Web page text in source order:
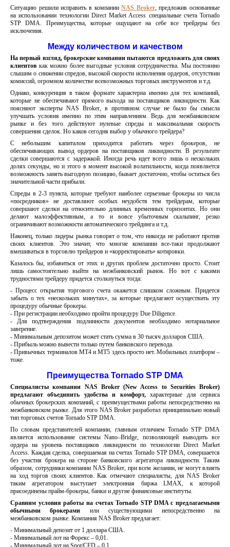
Ситуацию решили исправить в компанииNAS Broker, предложив основанные
на использовании технологии Direct Market Access специальные счета Tornado
STP DMA. Преимущества, которые ощущают на себе все трейдеры без
исключения.
Между количеством и качеством
На первый взгляд, брокерские компании пытаются предложить для своих
клиентов как можно более выгодные условия сотрудничества. Мы постоянно
слышим о снижении спредов, высокой скорости исполнения ордеров, отсутствии
комиссий, огромном количестве всевозможных торговых инструментов и т.д.
Однако, конкуренция в таком формате характерна именно для тех компаний,
которые не обеспечивают прямого выхода на поставщиков ликвидности. Как
поясняют эксперты NAS Broker, в противном случае не было бы смысла
улучшать условия именно по этим направлениям. Ведь для межбанковском
рынке и без того действуют нулевые спреды и максимальная скорость
совершения сделок. Но каков сегодня выбор у обычного трейдера?
С небольшим капиталом приходится работать через брокеров, не
обеспечивающих вывод ордеров на поставщиков ликвидности. В результате
сделки совершаются с задержкой. Иногда речь идет всего лишь о нескольких
долях секунды, но и этого в момент высокой волатильности, когда появляется
возможность занять выгодную позицию, бывает достаточно, чтобы остаться без
значительной части прибыли.
Спреды в 2-3 пункта, которые требуют наиболее серьезные брокеры из числа
«посредников» не доставляют особых неудобств тем трейдерам, которые
совершают сделки на относительно длинных временных горизонтах. Но они
делают малоэффективным, а то и вовсе убыточным скальпинг, резко
ограничивают возможности автоматического трейдинга и т.д.
Наконец, только лидеры рынка говорят о том, что никогда не работают против
своих клиентов. Это значит, что многие компании все-таки продолжают
вмешиваться в торговлю трейдеров и «корректировать» котировки.
Казалось бы, избавиться от этих и других проблем достаточно просто. Стоит
лишь самостоятельно выйти на межбанковский рынок. Но вот с какими
трудностями трейдеру придется столкнуться тогда:
- Процесс открытия торгового счета окажется слишком сложным. Придется
забыть о тех «нескольких минутах», за которые предлагают осуществить эту
процедуру обычные брокеры.
- При регистрации необходимо пройти процедуру Due Diligence.
- Для подтверждения подлинности документов необходимо нотариальное
заверение.
- Минимальным депозитом может стать сумма в 30 тысяч долларов США.
- Прибыль можно вывести только путем банковского перевода.
- Привычных терминалов МТ4 и МТ5 здесь просто нет. Мобильных платформ –
тоже.
Преимущества Tornado STP DMA
Специалисты компании NAS Broker (New Access to Securities Broker)
предлагают объединить удобства и комфорт,характерные для сервиса
обычных брокерских компаний, с преимуществами работы непосредственно на
межбанковском рынке. Для этого NAS Broker разработал принципиально новый
тип торговых счетов Tornado STP DMA.
По словам представителей компании, главным отличием Tornado STP DMA
является использование системы Nano–Bridge, позволяющей выводить все
ордера на уровень поставщиков ликвидности по технологии Direct Market
Access. Каждая сделка, совершаемая на счетах Tornado STP DMA, совершается
без участия брокера на стороне банковского агрегатора ликвидности. Таким
образом, сотрудники компании NAS Broker, при всем желании, не могут влиять
на ход торгов своих клиентов. Как отмечают специалисты, для NAS Broker
таким агрегатором выступает электронная биржа LMAX, к которой
присоединены прайм-брокеры, банки и другие финансовые институты.
Сравним условия работы на счетах Tornado STP DMA с предлагаемыми
обычными брокерами или существующими непосредственно на
межбанковском рынке. Компания NAS Broker предлагает:
- Минимальный депозит от 1 доллара США.
- Минимальный лот на Форекс – 0,01.
- Минимальный лот на Spot/CFD – 0,1.